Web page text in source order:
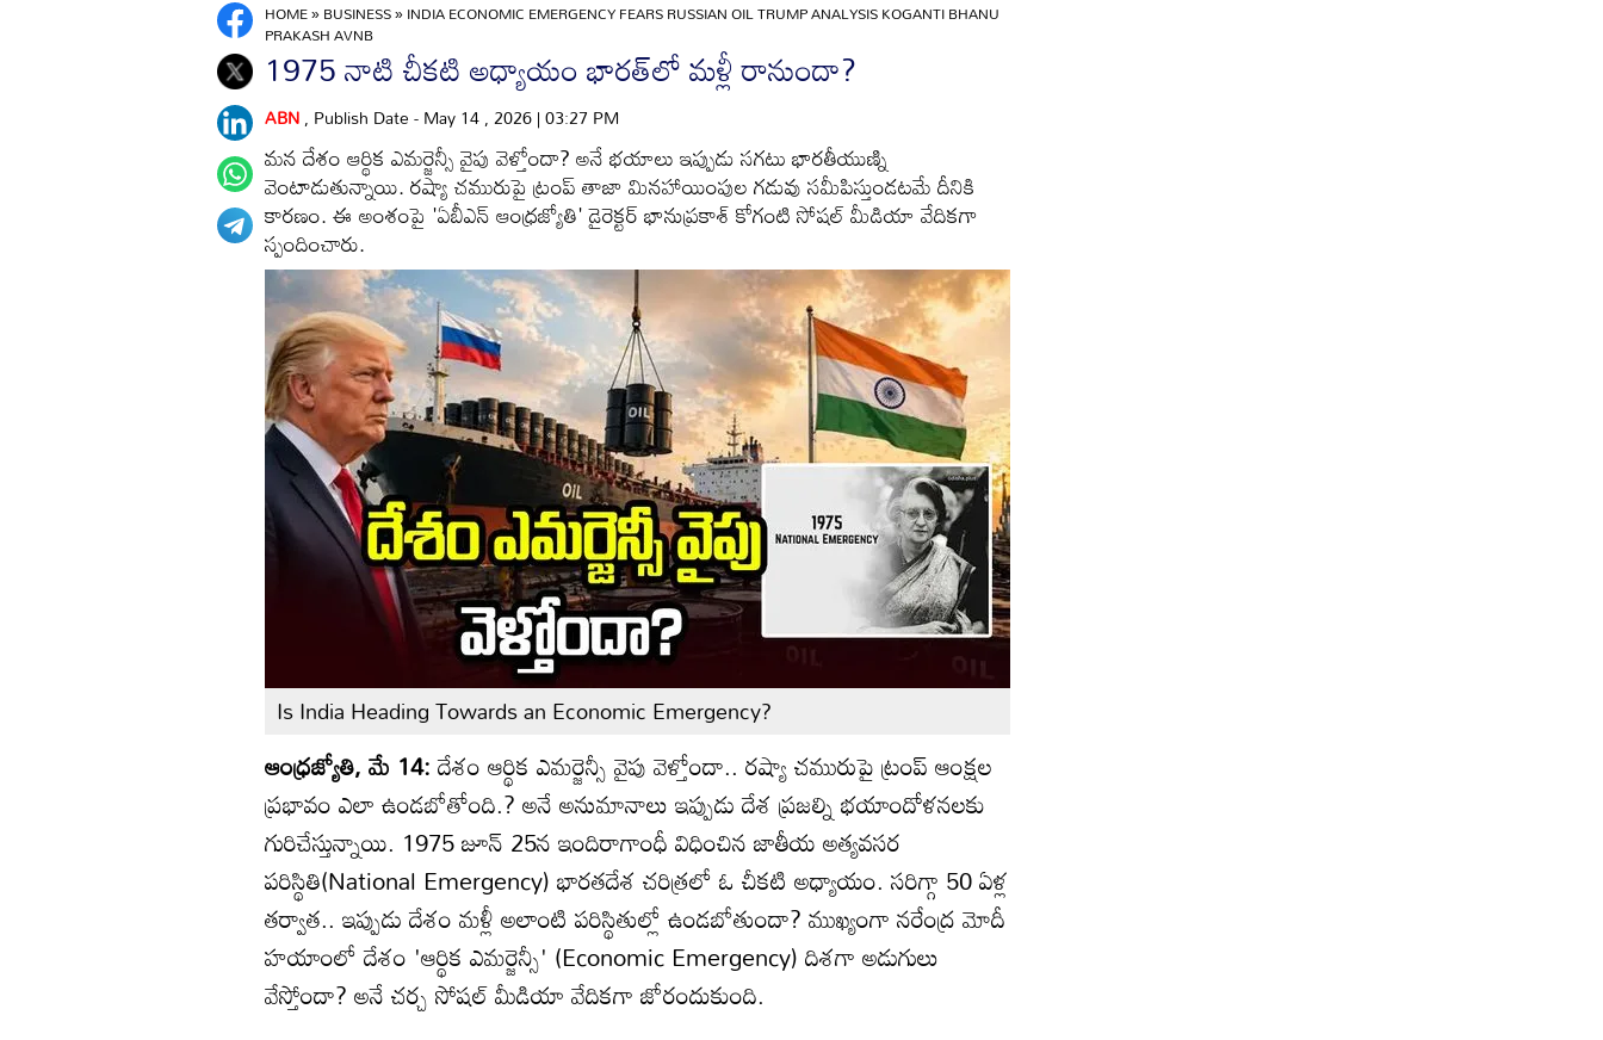
HOME»BUSINESS»INDIA ECONOMIC EMERGENCY FEARS RUSSIAN OIL TRUMP ANALYSIS KOGANTI BHANU
PRAKASH AVNB
1975 నాటి చీకటి అధ్యాయం భారత్‌‌లో మళ్లీ రానుందా?
ABN, Publish Date - May 14 , 2026 | 03:27 PM
మన దేశం ఆర్థిక ఎమర్జెన్సీ వైపు వెళ్తోందా? అనే భయాలు ఇప్పుడు సగటు భారతీయుణ్ని
వెంటాడుతున్నాయి. రష్యా చమురుపై ట్రంప్ తాజా మినహాయింపుల గడువు సమీపిస్తుండటమే దీనికి
కారణం. ఈ అంశంపై 'ఏబీఎన్ ఆంధ్రజ్యోతి' డైరెక్టర్ భానుప్రకాశ్ కోగంటి సోషల్ మీడియా వేదికగా
స్పందించారు.
Is India Heading Towards an Economic Emergency?
ఆంధ్రజ్యోతి, మే 14:దేశం ఆర్థిక ఎమర్జెన్సీ వైపు వెళ్తోందా.. రష్యా చమురుపై ట్రంప్ ఆంక్షల
ప్రభావం ఎలా ఉండబోతోంది.? అనే అనుమానాలు ఇప్పుడు దేశ ప్రజల్ని భయాందోళనలకు
గురిచేస్తున్నాయి. 1975 జూన్ 25న ఇందిరాగాంధీ విధించిన జాతీయ అత్యవసర
పరిస్థితి(National Emergency) భారతదేశ చరిత్రలో ఓ చీకటి అధ్యాయం. సరిగ్గా 50 ఏళ్ల
తర్వాత.. ఇప్పుడు దేశం మళ్లీ అలాంటి పరిస్థితుల్లో ఉండబోతుందా? ముఖ్యంగా నరేంద్ర మోదీ
హయాంలో దేశం 'ఆర్థిక ఎమర్జెన్సీ' (Economic Emergency) దిశగా అడుగులు
వేస్తోందా? అనే చర్చ సోషల్ మీడియా వేదికగా జోరందుకుంది.